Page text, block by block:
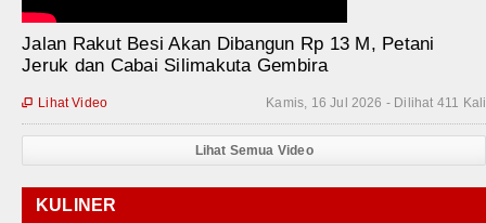
Jalan Rakut Besi Akan Dibangun Rp 13 M, Petani
Jeruk dan Cabai Silimakuta Gembira
Kamis, 16 Jul 2026 - Dilihat 411 Kali
 Lihat Video
Lihat Semua Video
KULINER